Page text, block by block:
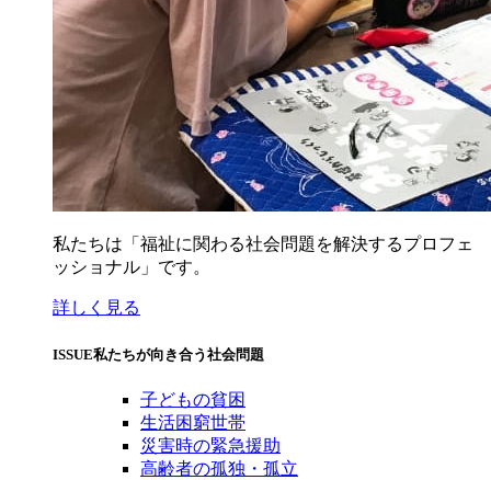
私たちは「福祉に関わる社会問題を解決するプロフェ
ッショナル」です。
詳しく見る
ISSUE私たちが向き合う社会問題
子どもの貧困
生活困窮世帯
災害時の緊急援助
高齢者の孤独・孤立